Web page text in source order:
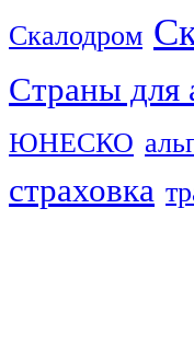
Скалодром
Страны для
ЮНЕСКО
страховка